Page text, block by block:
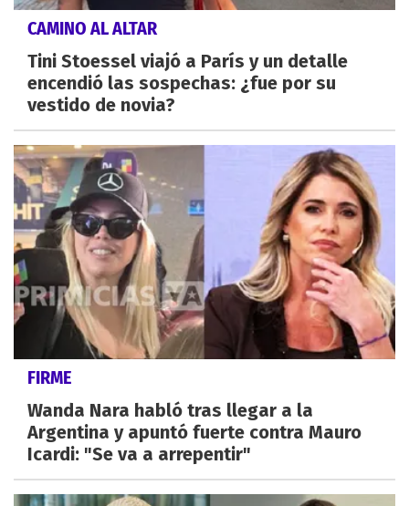
CAMINO AL ALTAR
Tini Stoessel viajó a París y un detalle
encendió las sospechas: ¿fue por su
vestido de novia?
FIRME
Wanda Nara habló tras llegar a la
Argentina y apuntó fuerte contra Mauro
Icardi: "Se va a arrepentir"